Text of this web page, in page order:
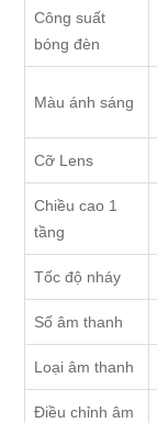
Công suất
bóng đèn
Màu ánh sáng
Cỡ Lens
Chiều cao 1
tầng
Tốc độ nháy
Số âm thanh
Loại âm thanh
Điều chỉnh âm